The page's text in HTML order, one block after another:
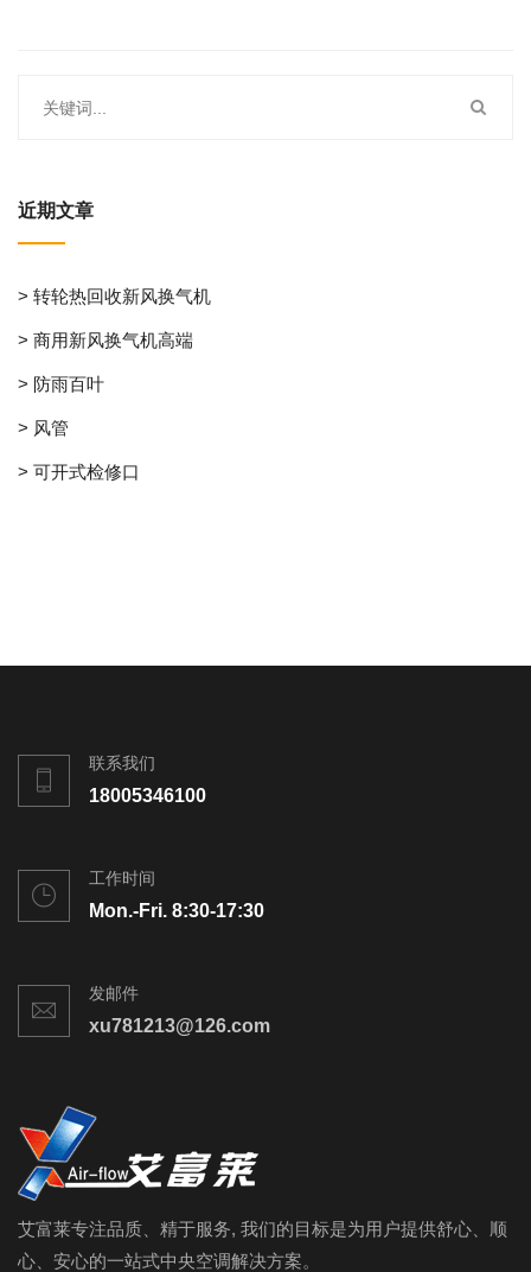
近期文章
> 转轮热回收新风换气机
> 商用新风换气机高端
> 防雨百叶
> 风管
> 可开式检修口
联系我们
18005346100
工作时间
Mon.-Fri. 8:30-17:30
发邮件
xu781213@126.com
艾富莱专注品质、精于服务, 我们的目标是为用户提供舒心、顺
心、安心的一站式中央空调解决方案。